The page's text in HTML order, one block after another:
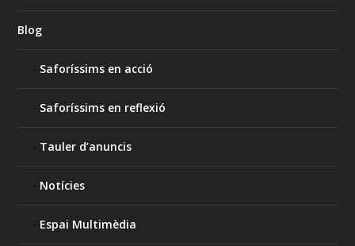
Blog
Saforíssims en acció
Saforíssims en reflexió
Tauler d’anuncis
Notícies
Espai Multimèdia